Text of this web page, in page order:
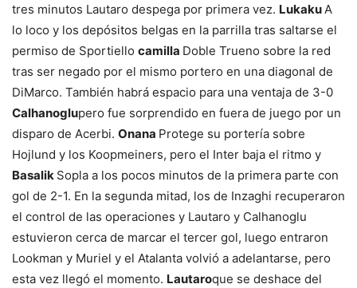
tres minutos Lautaro despega por primera vez. LukakuA
lo loco y los depósitos belgas en la parrilla tras saltarse el
permiso de Sportiello camilla Doble Trueno sobre la red
tras ser negado por el mismo portero en una diagonal de
DiMarco. También habrá espacio para una ventaja de 3-0
Calhanoglupero fue sorprendido en fuera de juego por un
disparo de Acerbi. Onana Protege su portería sobre
Hojlund y los Koopmeiners, pero el Inter baja el ritmo y
Basalik Sopla a los pocos minutos de la primera parte con
gol de 2-1. En la segunda mitad, los de Inzaghi recuperaron
el control de las operaciones y Lautaro y Calhanoglu
estuvieron cerca de marcar el tercer gol, luego entraron
Lookman y Muriel y el Atalanta volvió a adelantarse, pero
esta vez llegó el momento. Lautaroque se deshace del